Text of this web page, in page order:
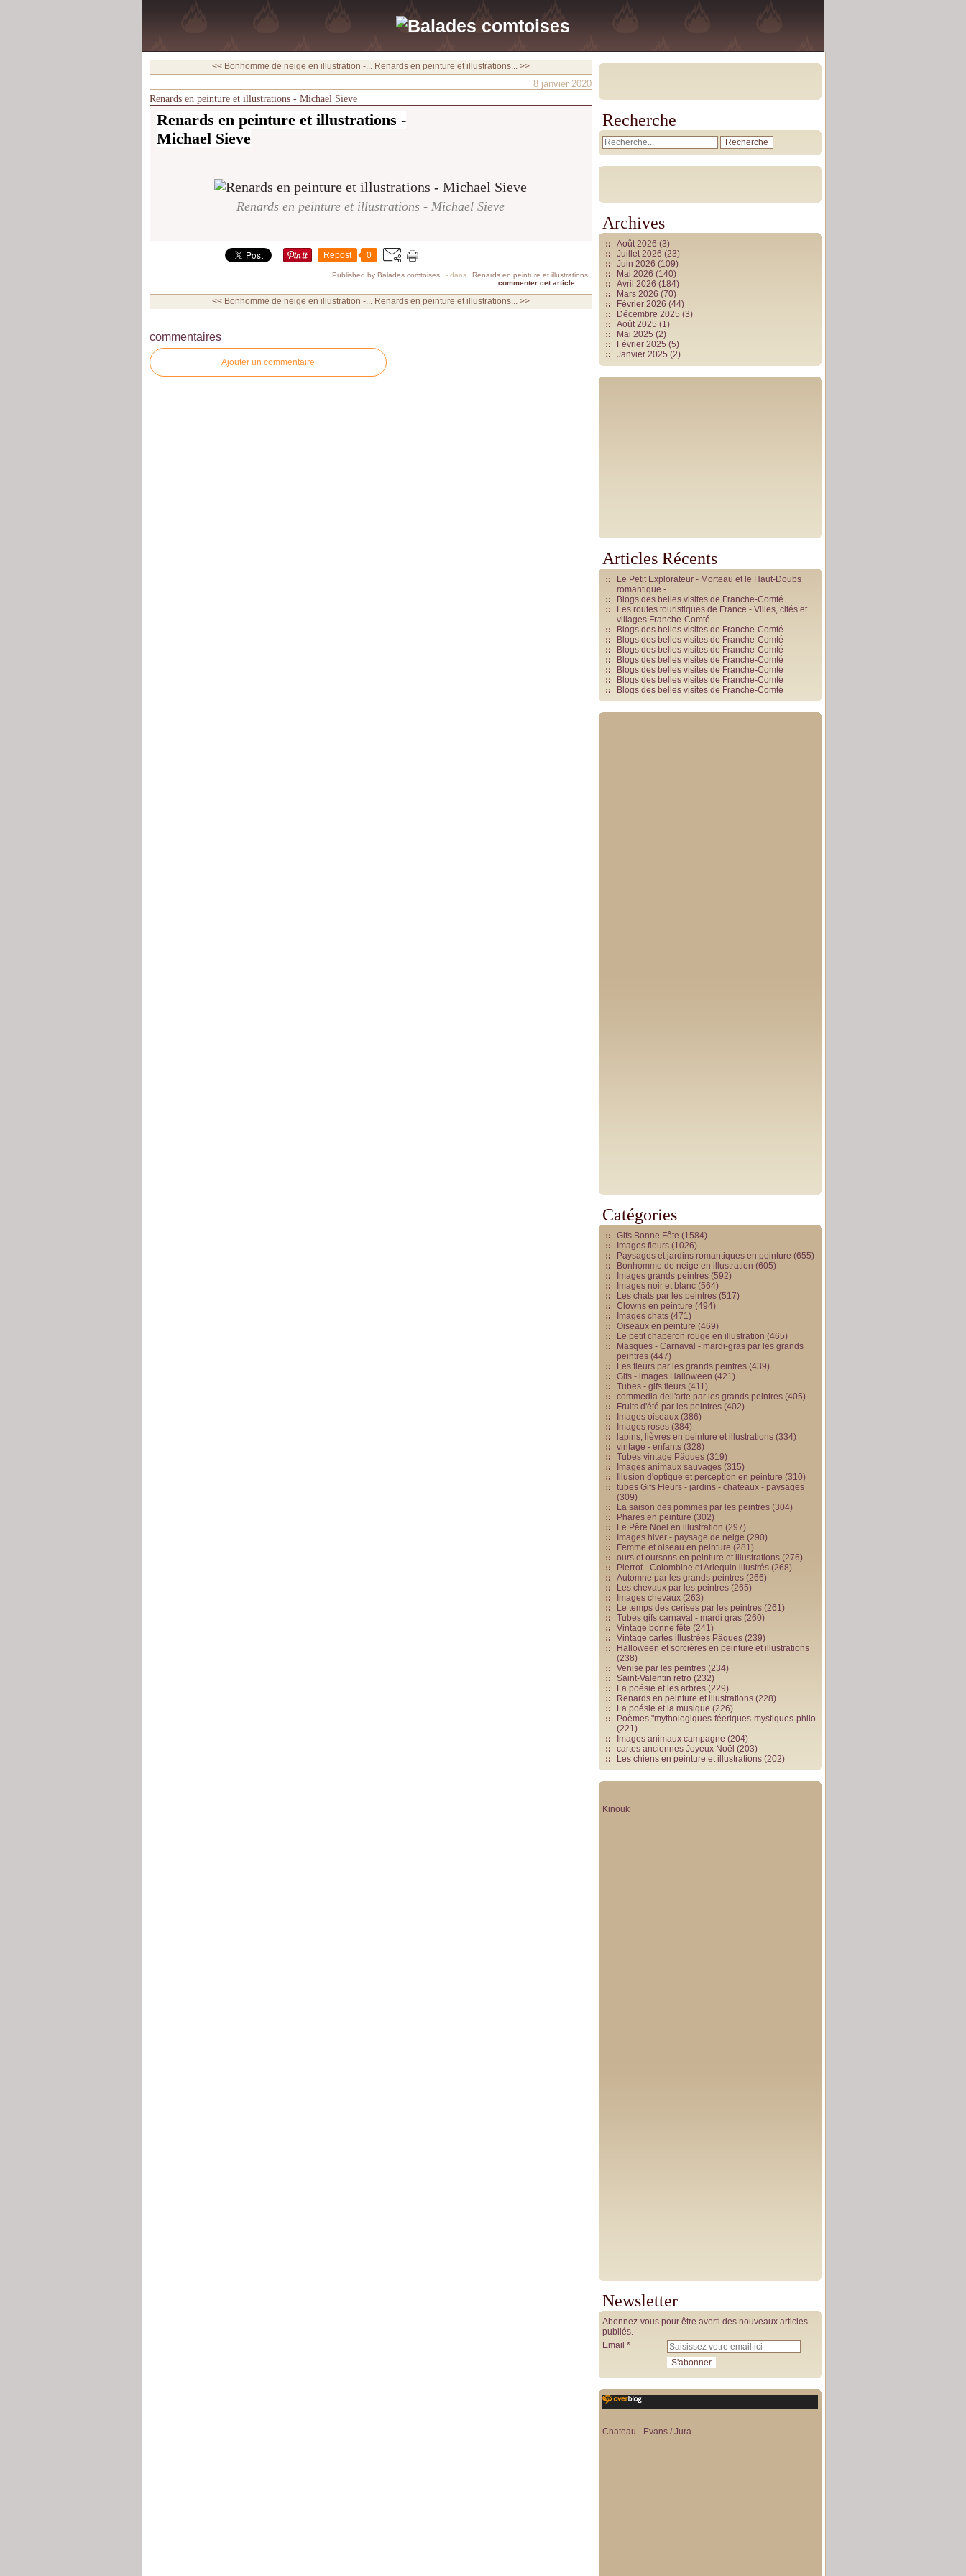
<< Bonhomme de neige en illustration -... Renards en peinture et illustrations... >>
8 janvier 2020
Renards en peinture et illustrations - Michael Sieve
Renards en peinture et illustrations -
Michael Sieve
Renards en peinture et illustrations - Michael Sieve
Repost 0
Published by Balades comtoises - dans
Renards en peinture et illustrations
commenter cet article
<< Bonhomme de neige en illustration -... Renards en peinture et illustrations... >>
commentaires
Ajouter un commentaire
Recherche
Archives
Août 2026 (3)
Juillet 2026 (23)
Juin 2026 (109)
Mai 2026 (140)
Avril 2026 (184)
Mars 2026 (70)
Février 2026 (44)
Décembre 2025 (3)
Août 2025 (1)
Mai 2025 (2)
Février 2025 (5)
Janvier 2025 (2)
Articles Récents
Le Petit Explorateur - Morteau et le Haut-Doubs
romantique -
Blogs des belles visites de Franche-Comté
Les routes touristiques de France - Villes, cités et
villages Franche-Comté
Blogs des belles visites de Franche-Comté
Blogs des belles visites de Franche-Comté
Blogs des belles visites de Franche-Comté
Blogs des belles visites de Franche-Comté
Blogs des belles visites de Franche-Comté
Blogs des belles visites de Franche-Comté
Blogs des belles visites de Franche-Comté
Catégories
Gifs Bonne Fête (1584)
Images fleurs (1026)
Paysages et jardins romantiques en peinture (655)
Bonhomme de neige en illustration (605)
Images grands peintres (592)
Images noir et blanc (564)
Les chats par les peintres (517)
Clowns en peinture (494)
Images chats (471)
Oiseaux en peinture (469)
Le petit chaperon rouge en illustration (465)
Masques - Carnaval - mardi-gras par les grands
peintres (447)
Les fleurs par les grands peintres (439)
Gifs - images Halloween (421)
Tubes - gifs fleurs (411)
commedia dell'arte par les grands peintres (405)
Fruits d'été par les peintres (402)
Images oiseaux (386)
Images roses (384)
lapins, lièvres en peinture et illustrations (334)
vintage - enfants (328)
Tubes vintage Pâques (319)
Images animaux sauvages (315)
Illusion d'optique et perception en peinture (310)
tubes Gifs Fleurs - jardins - chateaux - paysages
(309)
La saison des pommes par les peintres (304)
Phares en peinture (302)
Le Père Noël en illustration (297)
Images hiver - paysage de neige (290)
Femme et oiseau en peinture (281)
ours et oursons en peinture et illustrations (276)
Pierrot - Colombine et Arlequin illustrés (268)
Automne par les grands peintres (266)
Les chevaux par les peintres (265)
Images chevaux (263)
Le temps des cerises par les peintres (261)
Tubes gifs carnaval - mardi gras (260)
Vintage bonne fête (241)
Vintage cartes illustrées Pâques (239)
Halloween et sorcières en peinture et illustrations
(238)
Venise par les peintres (234)
Saint-Valentin retro (232)
La poésie et les arbres (229)
Renards en peinture et illustrations (228)
La poésie et la musique (226)
Poèmes "mythologiques-féeriques-mystiques-philo
(221)
Images animaux campagne (204)
cartes anciennes Joyeux Noël (203)
Les chiens en peinture et illustrations (202)
Kinouk
Newsletter
Abonnez-vous pour être averti des nouveaux articles
publiés.
Email
Chateau - Evans / Jura